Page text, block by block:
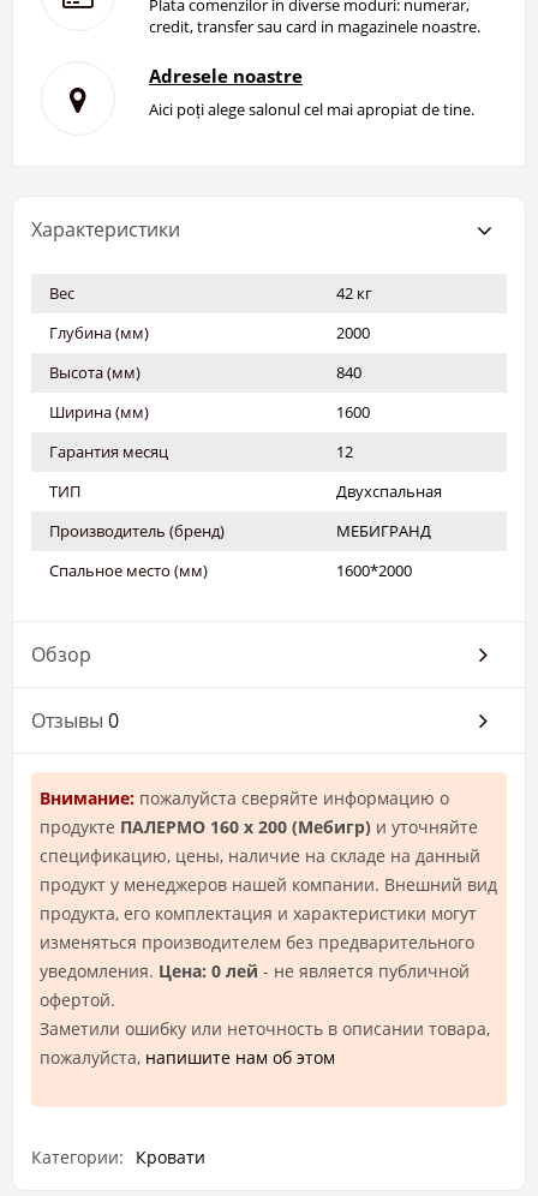
Plata comenzilor in diverse moduri: numerar,
credit, transfer sau card in magazinele noastre.
Adresele noastre
Aici poți alege salonul cel mai apropiat de tine.
Характеристики
Вес
42 кг
Глубина (мм)
2000
Высота (мм)
840
Ширина (мм)
1600
Гарантия месяц
12
ТИП
Двухспальная
Производитель (бренд)
МЕБИГРАНД
Спальное место (мм)
1600*2000
Обзор
Отзывы 0
Внимание: пожалуйста сверяйте информацию о
продукте ПАЛЕРМО 160 х 200 (Мебигр) и уточняйте
спецификацию, цены, наличие на складе на данный
продукт у менеджеров нашей компании. Внешний вид
продукта, его комплектация и характеристики могут
изменяться производителем без предварительного
уведомления. Цена: 0 лей - не является публичной
офертой.
Заметили ошибку или неточность в описании товара,
пожалуйста, напишите нам об этом
Категории: Кровати